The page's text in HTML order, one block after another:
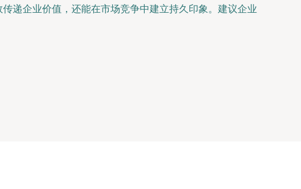
递企业价值，还能在市场竞争中建立持久印象。建议企业